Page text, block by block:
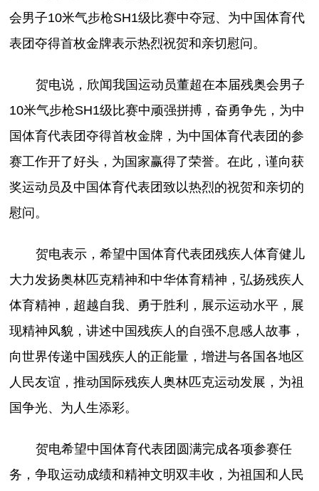
会男子10米气步枪SH1级比赛中夺冠、为中国体育代
表团夺得首枚金牌表示热烈祝贺和亲切慰问。
贺电说，欣闻我国运动员董超在本届残奥会男子
10米气步枪SH1级比赛中顽强拼搏，奋勇争先，为中
国体育代表团夺得首枚金牌，为中国体育代表团的参
赛工作开了好头，为国家赢得了荣誉。在此，谨向获
奖运动员及中国体育代表团致以热烈的祝贺和亲切的
慰问。
贺电表示，希望中国体育代表团残疾人体育健儿
大力发扬奥林匹克精神和中华体育精神，弘扬残疾人
体育精神，超越自我、勇于胜利，展示运动水平，展
现精神风貌，讲述中国残疾人的自强不息感人故事，
向世界传递中国残疾人的正能量，增进与各国各地区
人民友谊，推动国际残疾人奥林匹克运动发展，为祖
国争光、为人生添彩。
贺电希望中国体育代表团圆满完成各项参赛任
务，争取运动成绩和精神文明双丰收，为祖国和人民